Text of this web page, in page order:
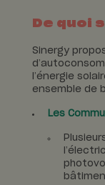
De quoi
Sinergy
l’énergie
ensemble de
Les